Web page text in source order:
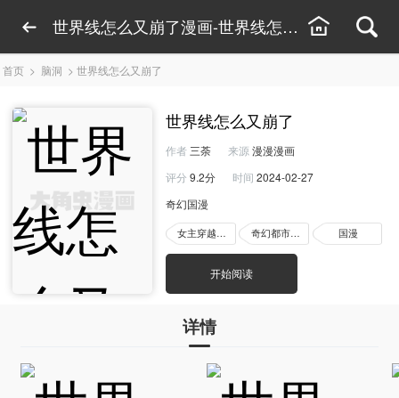
世界线怎么又崩了漫画-世界线怎么又崩了漫画
首页 > 脑洞 > 世界线怎么又崩了
世界线怎么又崩了
作者 三荼 来源 漫漫漫画
评分 9.2分 时间 2024-02-27
奇幻国漫
女主穿越漫画 奇幻都市漫画 国漫
开始阅读
详情